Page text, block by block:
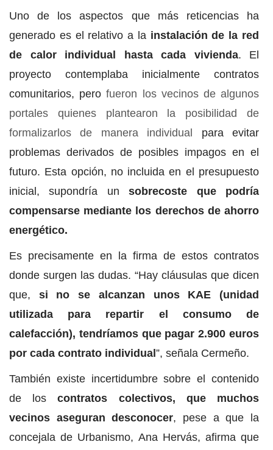
Uno de los aspectos que más reticencias ha
generado es el relativo a lainstalación de la red
de calor individual hasta cada vivienda. El
proyecto contemplaba inicialmente contratos
comunitarios, perofueron los vecinos de algunos
portales quienes plantearon la posibilidad de
formalizarlos de manera individual
para evitar
problemas derivados de posibles impagos en el
futuro. Esta opción, no incluida en el presupuesto
inicial, supondría unsobrecoste que podría
compensarse mediante los derechos de ahorro
energético.
Es precisamente en la firma de estos contratos
donde surgen las dudas. “Hay cláusulas que dicen
que, si no se alcanzan unos KAE (unidad
utilizada para repartir el consumo de
calefacción), tendríamos que pagar 2.900 euros
por cada contrato individual ”, señala Cermeño.
También existe incertidumbre sobre el contenido
de loscontratos colectivos, que muchos
vecinos aseguran desconocer, pese a que la
concejala de Urbanismo, Ana Hervás, afirma que